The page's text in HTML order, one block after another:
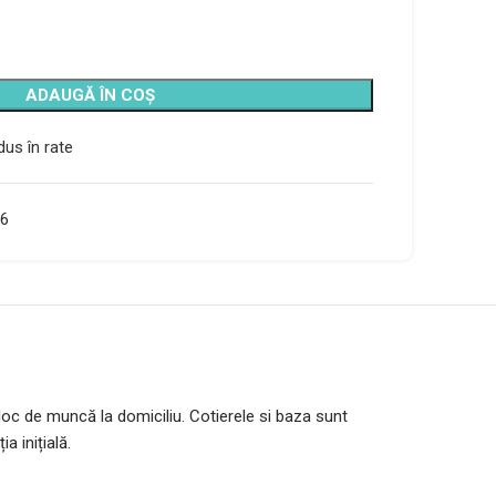
ADAUGĂ ÎN COȘ
în rate
de muncă la domiciliu. Cotierele si baza sunt
inițială.